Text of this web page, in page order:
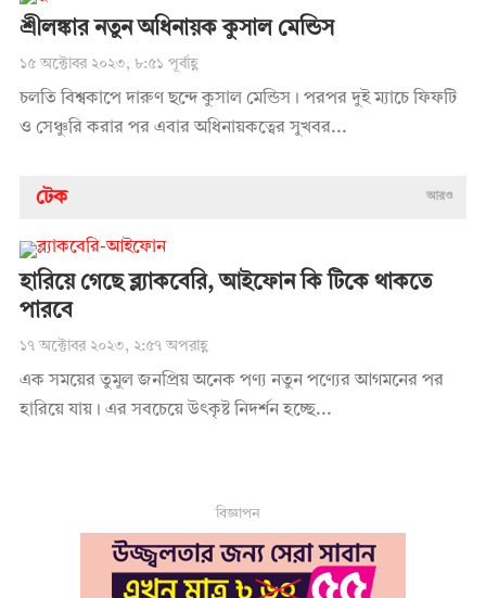
শ্রীলঙ্কার নতুন অধিনায়ক কুসাল মেন্ডিস
১৫ অক্টোবর ২০২৩, ৮:৫১ পূর্বাহ্ণ
চলতি বিশ্বকাপে দারুণ ছন্দে কুসাল মেন্ডিস। পরপর দুই ম্যাচে ফিফটি
ও সেঞ্চুরি করার পর এবার অধিনায়কত্বের সুখবর...
টেক আরও
হারিয়ে গেছে ব্ল্যাকবেরি, আইফোন কি টিকে থাকতে
পারবে
১৭ অক্টোবর ২০২৩, ২:৫৭ অপরাহ্ণ
এক সময়ের তুমুল জনপ্রিয় অনেক পণ্য নতুন পণ্যের আগমনের পর
হারিয়ে যায়। এর সবচেয়ে উৎকৃষ্ট নিদর্শন হচ্ছে...
বিজ্ঞাপন